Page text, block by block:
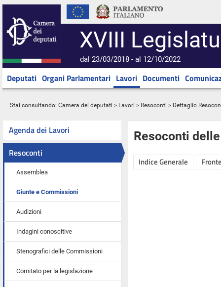
XVIII
dal 23/03/2018 - al 12/10/2022
Deputati Organi Parlamentari Lavori Documenti
Stai consultando: Camera dei deputati > Lavori > Resoconti > Dettaglio
Agenda dei Lavori
Resoconti
Assemblea
Giunte e Commissioni
Audizioni
Indagini conoscitive
Stenografici delle Commissioni
Comitato per la legislazione
Resoconti
Indice Generale